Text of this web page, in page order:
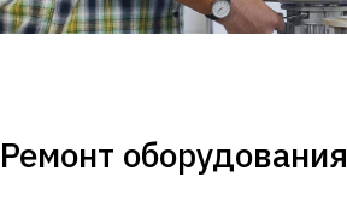
Ремонт оборудования